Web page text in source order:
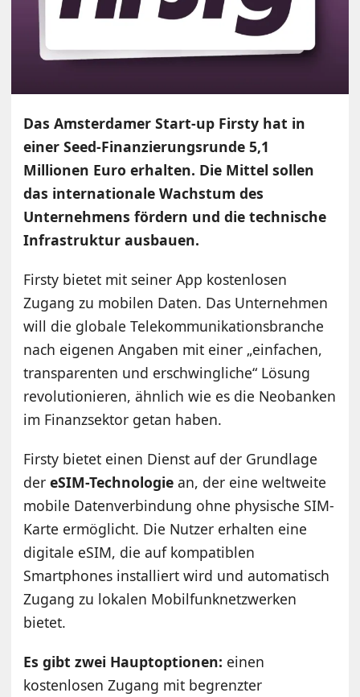
Das Amsterdamer Start-up Firsty hat in
einer Seed-Finanzierungsrunde 5,1
Millionen Euro erhalten. Die Mittel sollen
das internationale Wachstum des
Unternehmens fördern und die technische
Infrastruktur ausbauen.
Firsty bietet mit seiner App kostenlosen
Zugang zu mobilen Daten. Das Unternehmen
will die globale Telekommunikationsbranche
nach eigenen Angaben mit einer „einfachen,
transparenten und erschwingliche“ Lösung
revolutionieren, ähnlich wie es die Neobanken
im Finanzsektor getan haben.
Firsty bietet einen Dienst auf der Grundlage
dereSIM-Technologie an, der eine weltweite
mobile Datenverbindung ohne physische SIM-
Karte ermöglicht. Die Nutzer erhalten eine
digitale eSIM, die auf kompatiblen
Smartphones installiert wird und automatisch
Zugang zu lokalen Mobilfunknetzwerken
bietet.
Es gibt zwei Hauptoptionen: einen
kostenlosen Zugang mit begrenzter